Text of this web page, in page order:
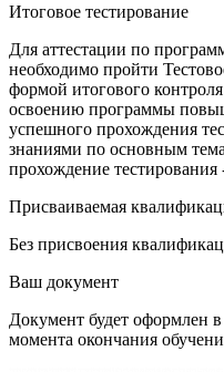
Итоговое тестирование
Для аттестации по
необходимо пройти
формой итогового
освоению программы
успешного прохождения
знаниями по основным
прохождение тестирования
Присваиваемая
Без присвоения
Ваш документ
Документ будет оформлен
момента окончания